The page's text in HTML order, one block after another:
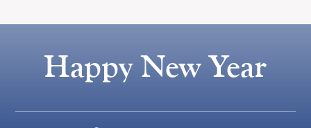
Happy New Year